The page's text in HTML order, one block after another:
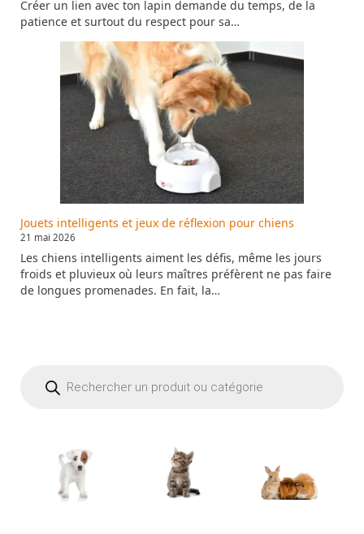
Créer un lien avec ton lapin demande du temps, de la
patience et surtout du respect pour sa…
Jouets intelligents et jeux de réflexion pour chiens
21 mai 2026
Les chiens intelligents aiment les défis, même les jours
froids et pluvieux où leurs maîtres préfèrent ne pas faire
de longues promenades. En fait, la…
produits